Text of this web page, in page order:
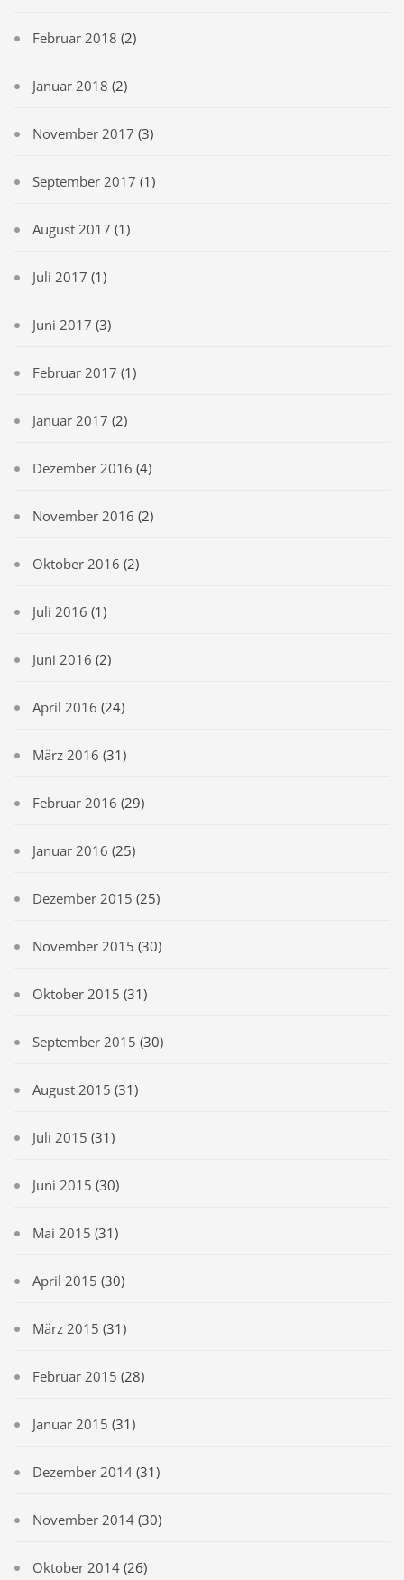
Februar 2018 (2)
Januar 2018 (2)
November 2017 (3)
September 2017 (1)
August 2017 (1)
Juli 2017 (1)
Juni 2017 (3)
Februar 2017 (1)
Januar 2017 (2)
Dezember 2016 (4)
November 2016 (2)
Oktober 2016 (2)
Juli 2016 (1)
Juni 2016 (2)
April 2016 (24)
März 2016 (31)
Februar 2016 (29)
Januar 2016 (25)
Dezember 2015 (25)
November 2015 (30)
Oktober 2015 (31)
September 2015 (30)
August 2015 (31)
Juli 2015 (31)
Juni 2015 (30)
Mai 2015 (31)
April 2015 (30)
März 2015 (31)
Februar 2015 (28)
Januar 2015 (31)
Dezember 2014 (31)
November 2014 (30)
Oktober 2014 (26)